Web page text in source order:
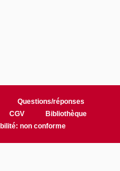
Questions/réponses
CGV
Bibliothèque
non conforme